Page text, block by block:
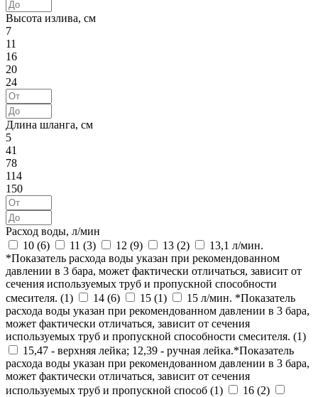
Высота излива, см
7
11
16
20
24
Длина шланга, см
5
41
78
114
150
Расход воды, л/мин
10 (6) 11 (3) 12 (9) 13 (2)
13,1 л/мин.
*Показатель расхода воды указан при рекомендованном
давлении в 3 бара, может фактически отличаться, зависит от
сечения используемых труб и пропускной способности
смесителя. (1) 14 (6) 15 (1)
15 л/мин. *Показатель
расхода воды указан при рекомендованном давлении в 3 бара,
может фактически отличаться, зависит от сечения
используемых труб и пропускной способности смесителя. (1)
15,47 - верхняя лейка; 12,39 - ручная лейка.*Показатель
расхода воды указан при рекомендованном давлении в 3 бара,
может фактически отличаться, зависит от сечения
используемых труб и пропускной способ (1) 16 (2)